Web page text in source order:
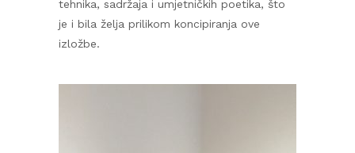
tehnika, sadržaja i umjetničkih poetika, što
je i bila želja prilikom koncipiranja ove
izložbe.